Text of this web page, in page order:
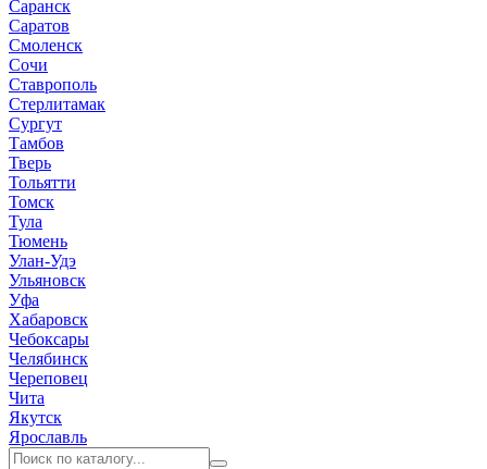
Саранск
Саратов
Смоленск
Сочи
Ставрополь
Стерлитамак
Сургут
Тамбов
Тверь
Тольятти
Томск
Тула
Тюмень
Улан-Удэ
Ульяновск
Уфа
Хабаровск
Чебоксары
Челябинск
Череповец
Чита
Якутск
Ярославль